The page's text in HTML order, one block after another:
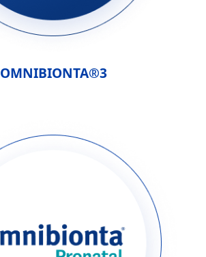
OMNIBIONTA®3